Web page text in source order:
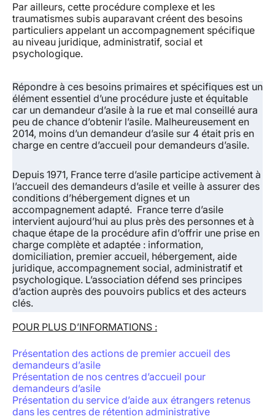
Par ailleurs, cette procédure complexe et les
traumatismes subis auparavant créent des besoins
particuliers appelant un accompagnement spécifique
au niveau juridique, administratif, social et
psychologique.
Répondre à ces besoins primaires et spécifiques est un
élément essentiel d’une procédure juste et équitable
car un demandeur d’asile à la rue et mal conseillé aura
peu de chance d’obtenir l’asile. Malheureusement en
2014, moins d’un demandeur d’asile sur 4 était pris en
charge en centre d’accueil pour demandeurs d’asile.
Depuis 1971, France terre d’asile participe activement à
l’accueil des demandeurs d’asile et veille à assurer des
conditions d’hébergement dignes et un
accompagnement adapté. France terre d’asile
intervient aujourd’hui au plus près des personnes et à
chaque étape de la procédure afin d’offrir une prise en
charge complète et adaptée : information,
domiciliation, premier accueil, hébergement, aide
juridique, accompagnement social, administratif et
psychologique. L’association défend ses principes
d’action auprès des pouvoirs publics et des acteurs
clés.
POUR PLUS D’INFORMATIONS :
Présentation des actions de premier accueil des
demandeurs d’asile
Présentation de nos centres d’accueil pour
demandeurs d’asile
Présentation du service d’aide aux étrangers retenus
dans les centres de rétention administrative